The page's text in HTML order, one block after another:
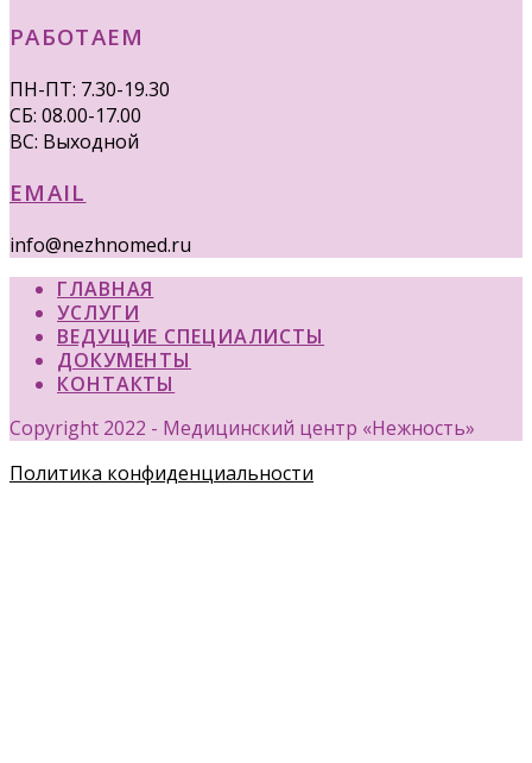
РАБОТАЕМ
ПН-ПТ: 7.30-19.30
СБ: 08.00-17.00
ВС: Выходной
EMAIL
info@nezhnomed.ru
ГЛАВНАЯ
УСЛУГИ
ВЕДУЩИЕ СПЕЦИАЛИСТЫ
ДОКУМЕНТЫ
КОНТАКТЫ
Copyright 2022 - Медицинский центр «Нежность»
Политика конфиденциальности